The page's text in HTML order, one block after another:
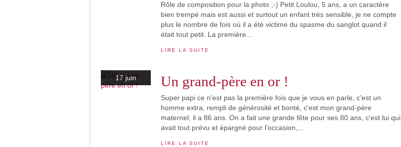
Rôle de composition pour la photo ;-) Petit Loulou, 5 ans, a un caractère
bien trempé mais est aussi et surtout un enfant très sensible, je ne compte
plus le nombre de fois où il a été victime du spasme du sanglot quand il
était tout petit. La première...
LIRE LA SUITE
17 juin Un grand-père en or !
Super papi ce n'est pas la première fois que je vous en parle, c'est un
homme extra, rempli de générosité et bonté, c'est mon grand-père
maternel, il a 86 ans. On a fait une grande fête pour ses 80 ans, c'est lui qui
avait tout prévu et épargné pour l'occasion,...
LIRE LA SUITE